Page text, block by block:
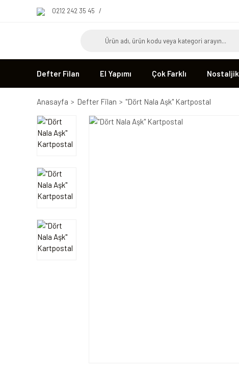
0212 242 35 45 /
Defter Filan El Yapımı Çok Farklı Nostaljik
Anasayfa Defter Filan ''Dört Nala Aşk'' Kartpostal